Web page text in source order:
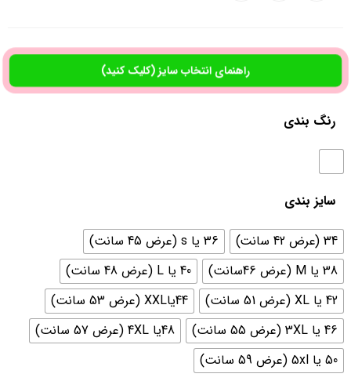
راهنمای انتخاب سایز (کلیک کنید)
رنگ بندی
سایز بندی
34 (عرض 42 سانت)
36 یا s (عرض 45 سانت)
38 یا M (عرض 46سانت)
40 یا L (عرض 48 سانت)
42 یا XL (عرض 51 سانت)
44یاXXL (عرض 53 سانت)
46 یا 3XL (عرض 55 سانت)
48یا 4XL (عرض 57 سانت)
50 یا 5xl (عرض 59 سانت)